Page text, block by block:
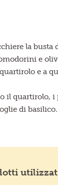
la busta
e
e a
il quartirolo,
di basilico.